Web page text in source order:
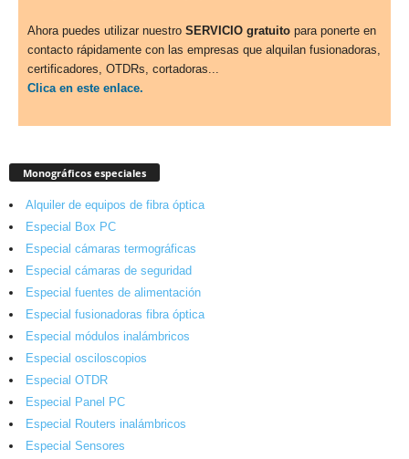
Ahora puedes utilizar nuestro SERVICIO gratuito para ponerte en
contacto rápidamente con las empresas que alquilan fusionadoras,
certificadores, OTDRs, cortadoras...
Clica en este enlace.
Monográficos especiales
Alquiler de equipos de fibra óptica
Especial Box PC
Especial cámaras termográficas
Especial cámaras de seguridad
Especial fuentes de alimentación
Especial fusionadoras fibra óptica
Especial módulos inalámbricos
Especial osciloscopios
Especial OTDR
Especial Panel PC
Especial Routers inalámbricos
Especial Sensores